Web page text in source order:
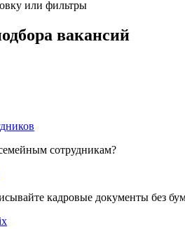
или фильтры
вакансий
сотрудникам?
кадровые документы без